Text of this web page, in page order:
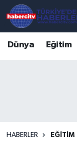
Dünya Eğitim
HABERLER EĞITIM
Süper Lig